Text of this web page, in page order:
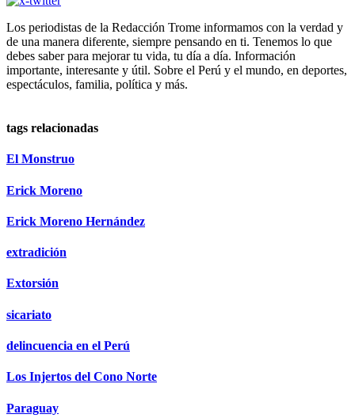
Los periodistas de la Redacción Trome informamos con la verdad y
de una manera diferente, siempre pensando en ti. Tenemos lo que
debes saber para mejorar tu vida, tu día a día. Información
importante, interesante y útil. Sobre el Perú y el mundo, en deportes,
espectáculos, familia, política y más.
tags relacionadas
El Monstruo
Erick Moreno
Erick Moreno Hernández
extradición
Extorsión
sicariato
delincuencia en el Perú
Los Injertos del Cono Norte
Paraguay